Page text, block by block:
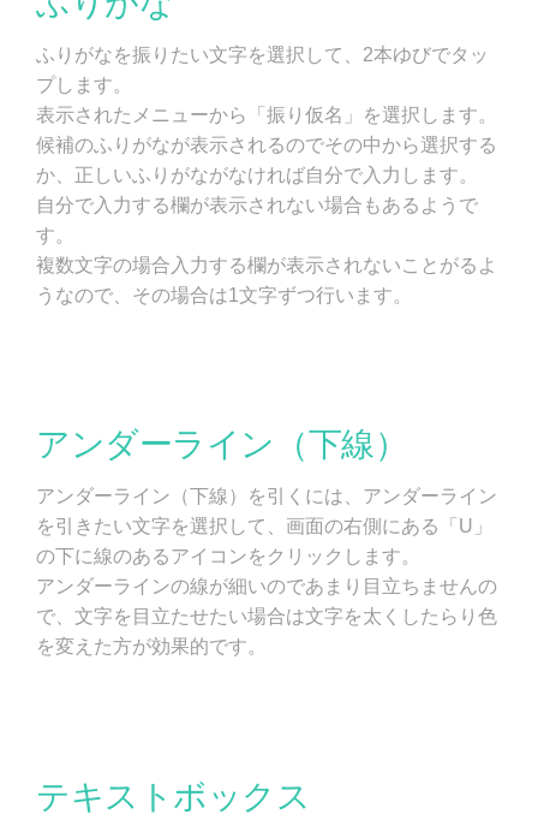
ふりがなを振りたい文字を選択して、2本ゆびでタッ
プします。
表示されたメニューから「振り仮名」を選択します。
候補のふりがなが表示されるのでその中から選択する
か、正しいふりがながなければ自分で入力します。
自分で入力する欄が表示されない場合もあるようで
す。
複数文字の場合入力する欄が表示されないことがるよ
うなので、その場合は1文字ずつ行います。
アンダーライン（下線）
アンダーライン（下線）を引くには、アンダーライン
を引きたい文字を選択して、画面の右側にある「U」
の下に線のあるアイコンをクリックします。
アンダーラインの線が細いのであまり目立ちませんの
で、文字を目立たせたい場合は文字を太くしたらり色
を変えた方が効果的です。
テキストボックス